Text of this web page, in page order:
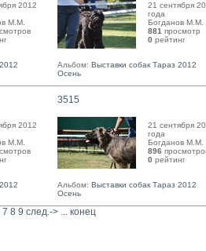
2012
М.М.
21 сентября
года
Богданов М.М.
881 просмотр
0 рейтинг
Альбом: Выставки собак Тараз 2012
Осень
2012
М.М.
3515
21 сентября
года
Богданов М.М.
896
0 рейтинг
Альбом: Выставки собак Тараз 2012
Осень
7 8 9 след.-> ... конец